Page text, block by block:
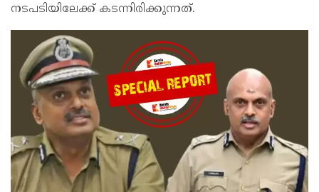
നടപടിയിലേക്ക് കടന്നിരിക്കുന്നത്.